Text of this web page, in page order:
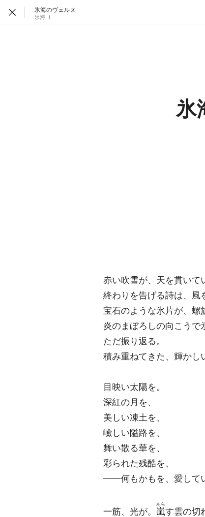
氷海のヴェルヌ
氷海 Ⅰ
氷
赤い吹雪が、天を貫いて
終わりを告げる詩は、風
宝石のような氷片が、螺
炎のまぼろしの向こうで
ただ振り返る。
積み重ねてきた、輝かし
目映い太陽を。
深紅の月を、
美しい凍土を、
嶮しい隘路を、
舞い散る華を、
彩られた残酷を、
――何もかもを、愛してい
一筋、光が。 嵐
あら
す雲の切